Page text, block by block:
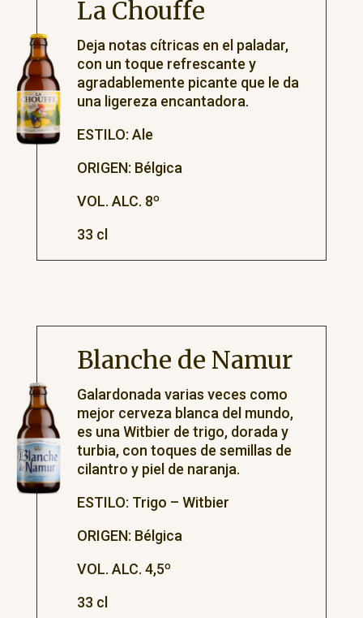
La Chouffe
Deja notas cítricas en el paladar,
con un toque refrescante y
agradablemente picante que le da
una ligereza encantadora.
ESTILO: Ale
ORIGEN: Bélgica
VOL. ALC. 8º
33 cl
Blanche de Namur
Galardonada varias veces como
mejor cerveza blanca del mundo,
es una Witbier de trigo, dorada y
turbia, con toques de semillas de
cilantro y piel de naranja.
ESTILO: Trigo – Witbier
ORIGEN: Bélgica
VOL. ALC. 4,5º
33 cl